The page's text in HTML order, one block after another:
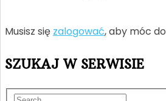
Musisz się zalogować, aby móc
SZUKAJ W SERWISIE